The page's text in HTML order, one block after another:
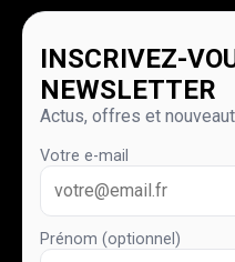
INSCRIVEZ-
NEWSLETTER
Actus, offres et
Votre e-mail
Prénom (optionnel)